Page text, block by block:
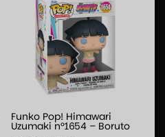
Funko Pop! Himawari
Uzumaki n°1654 – Boruto